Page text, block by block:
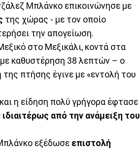
Μπλάνκο επικοινώνησε με
της χώρας - με τον οποίο
την απογείωση.
στο Μεξικάλι, κοντά στα
καθυστέρηση 38 λεπτών – ο
πτήσης έγινε με «εντολή του
και η είδηση πολύ γρήγορα έφτασε
από την ανάμειξη του
εξέδωσε επιστολή